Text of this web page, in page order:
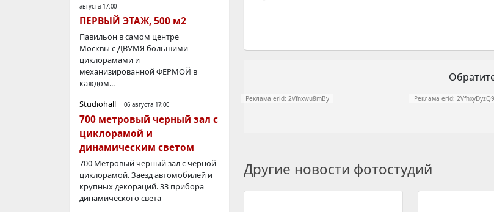
Реклама erid: 2Vfnxwu8mBy Реклама erid: 2VfnxyDyzQ9
Другие новости фотостудий
августа 17:00
ПЕРВЫЙ ЭТАЖ, 500 м2
Павильон в самом центре
Москвы с ДВУМЯ большими
циклорамами и
механизированной ФЕРМОЙ в
каждом...
Studiohall | 06 августа 17:00
700 метровый черный зал с
циклорамой и
динамическим светом
700 Метровый черный зал с черной
циклорамой. Заезд автомобилей и
крупных декораций. 33 прибора
динамического света